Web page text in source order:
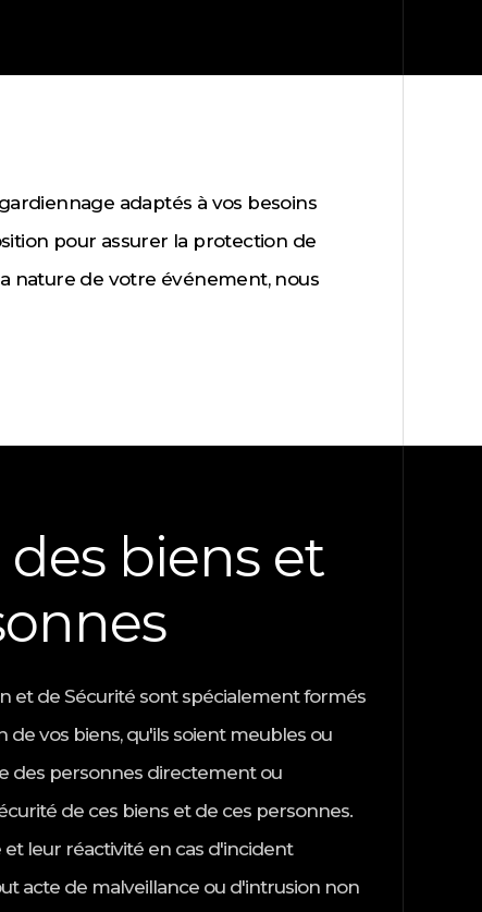
adaptés à vos besoins
pour assurer la protection de
nature de votre événement, nous
biens et
et de Sécurité sont spécialement formés
de vos biens, qu'ils soient meubles ou
des personnes directement ou
de ces biens et de ces personnes.
et leur réactivité en cas d'incident
acte de malveillance ou d'intrusion non